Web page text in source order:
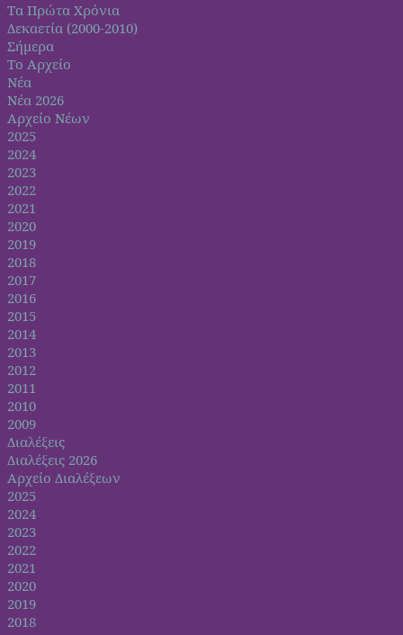
Τα Πρώτα Χρόνια
Δεκαετία (2000-2010)
Σήμερα
Το Αρχείο
Νέα
Νέα 2026
Αρχείο Νέων
2025
2024
2023
2022
2021
2020
2019
2018
2017
2016
2015
2014
2013
2012
2011
2010
2009
Διαλέξεις
Διαλέξεις 2026
Αρχείο Διαλέξεων
2025
2024
2023
2022
2021
2020
2019
2018